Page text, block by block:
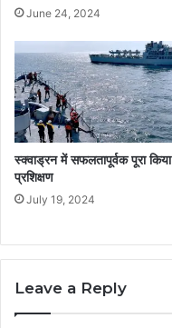
June 24, 2024
स्क्वाड्रन में सफलतापूर्वक पूरा किया
प्रशिक्षण
July 19, 2024
Leave a Reply